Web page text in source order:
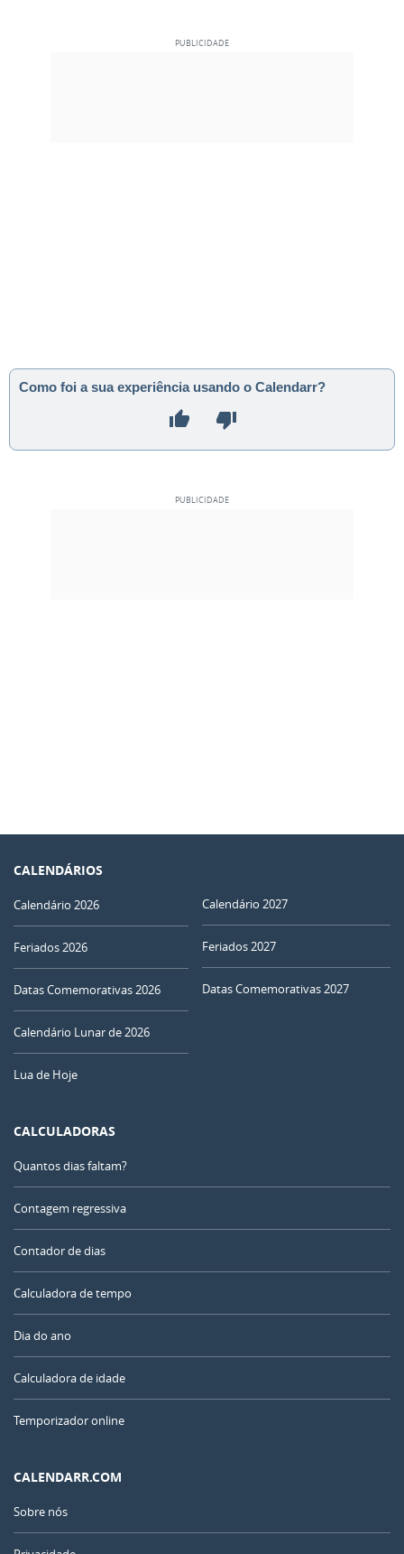
Como foi a sua experiência usando o Calendarr?
CALENDÁRIOS
Calendário 2026
Feriados 2026
Datas Comemorativas 2026
Calendário Lunar de 2026
Lua de Hoje
Calendário 2027
Feriados 2027
Datas Comemorativas 2027
CALCULADORAS
Quantos dias faltam?
Contagem regressiva
Contador de dias
Calculadora de tempo
Dia do ano
Calculadora de idade
Temporizador online
CALENDARR.COM
Sobre nós